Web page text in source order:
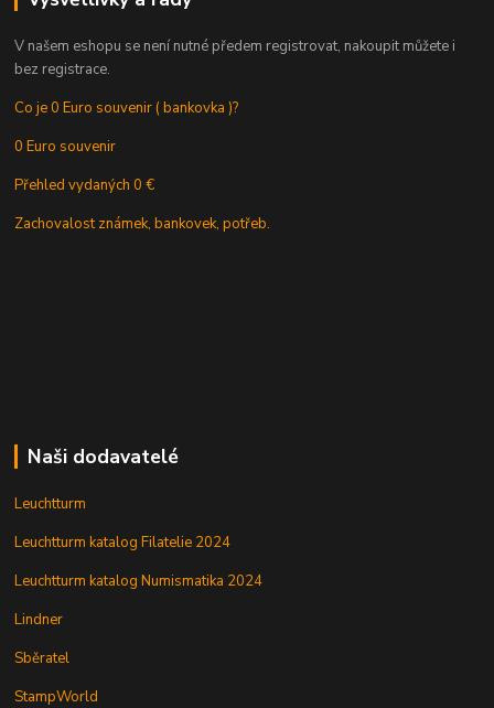
V našem eshopu se není nutné předem registrovat, nakoupit můžete i
bez registrace.
Co je 0 Euro souvenir ( bankovka )?
0 Euro souvenir
Přehled vydaných 0 €
Zachovalost známek, bankovek, potřeb.
Naši dodavatelé
Leuchtturm
Leuchtturm katalog Filatelie 2024
Leuchtturm katalog Numismatika 2024
Lindner
Sběratel
StampWorld